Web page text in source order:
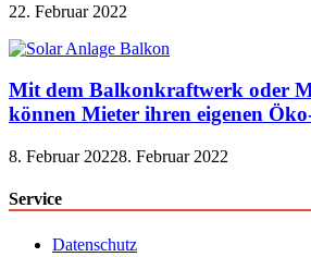
22. Februar 2022
Mit dem Balkonkraftwerk oder
können Mieter ihren eigenen
8. Februar 20228. Februar 2022
Service
Datenschutz